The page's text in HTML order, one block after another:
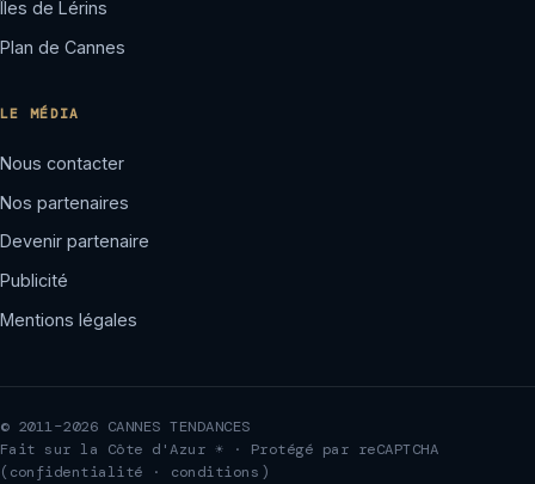
Îles de Lérins
Plan de Cannes
LE MÉDIA
Nous contacter
Nos partenaires
Devenir partenaire
Publicité
Mentions légales
© 2011–2026 CANNES TENDANCES
Fait sur la Côte d'Azur ☀ · Protégé par reCAPTCHA
( confidentialité · conditions )